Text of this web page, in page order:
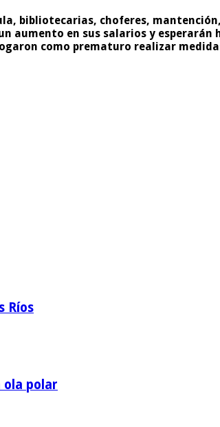
bibliotecarias, choferes,
en sus salarios y esperarán
como prematuro realizar
Ríos
ola polar